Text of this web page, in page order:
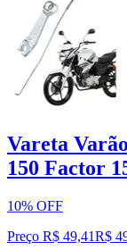
Vareta
150 Factor
10% OFF
Preço R$ 49,41R$